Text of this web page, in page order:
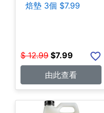
焙墊 3個 $7.99
$ 12.99 $7.99
由此查看